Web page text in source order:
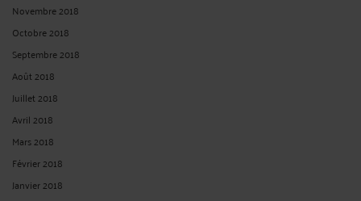
Novembre 2018
Octobre 2018
Septembre 2018
Août 2018
Juillet 2018
Avril 2018
Mars 2018
Février 2018
Janvier 2018